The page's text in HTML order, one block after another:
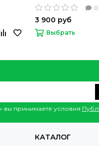
0
3 900 руб
Выбрать
вы принимаете условия
КАТАЛОГ